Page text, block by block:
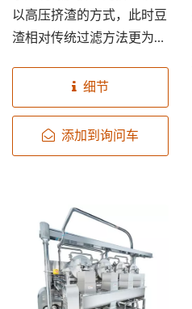
以高压挤渣的方式，此时豆
渣相对传统过滤方法更为干
取到更多的蛋白质。...
细节
添加到询问车